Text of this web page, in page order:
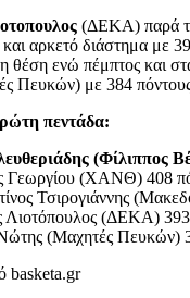
(ΔΕΚΑ) παρά
και αρκετό διάστημα με
θέση ενώ πέμπτος και
Πευκών) με 384
πεντάδα:
(Φίλιππος
Γεωργίου (ΧΑΝΘ) 408
Τσιρογιάννης
Λιοτόπουλος (ΔΕΚΑ) 393
(Μαχητές Πευκών)
basketa.gr